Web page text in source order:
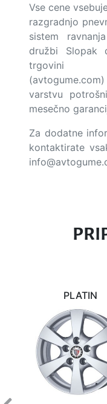
Vse cene
razgradnjo
sistem
družbi Slopak
trgovini
varstvu
mesečno
Za dodatne
kontaktirate
PLATIN